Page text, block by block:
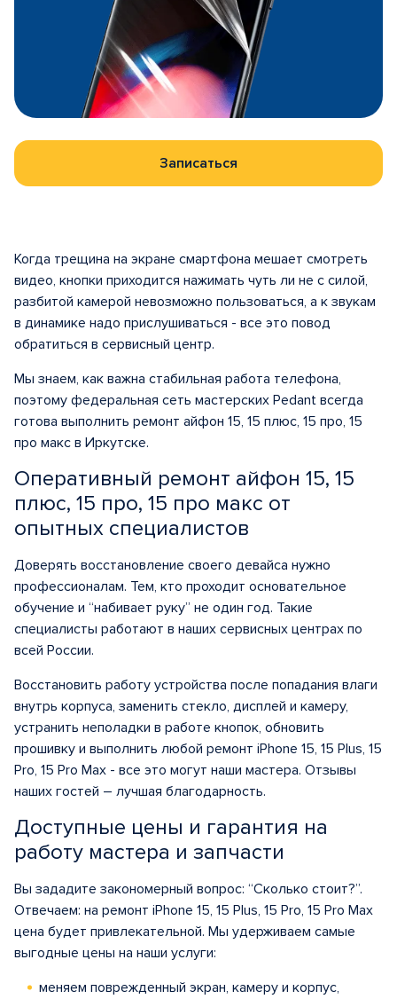
Записаться
Когда трещина на экране смартфона мешает смотреть
видео, кнопки приходится нажимать чуть ли не с силой,
разбитой камерой невозможно пользоваться, а к звукам
в динамике надо прислушиваться - все это повод
обратиться в сервисный центр.
Мы знаем, как важна стабильная работа телефона,
поэтому федеральная сеть мастерских Pedant всегда
готова выполнить ремонт айфон 15, 15 плюс, 15 про, 15
про макс в Иркутске.
Оперативный ремонт айфон 15, 15
плюс, 15 про, 15 про макс от
опытных специалистов
Доверять восстановление своего девайса нужно
профессионалам. Тем, кто проходит основательное
обучение и “набивает руку” не один год. Такие
специалисты работают в наших сервисных центрах по
всей России.
Восстановить работу устройства после попадания влаги
внутрь корпуса, заменить стекло, дисплей и камеру,
устранить неполадки в работе кнопок, обновить
прошивку и выполнить любой ремонт iPhone 15, 15 Plus, 15
Pro, 15 Pro Max - все это могут наши мастера. Отзывы
наших гостей – лучшая благодарность.
Доступные цены и гарантия на
работу мастера и запчасти
Вы зададите закономерный вопрос: “Сколько стоит?”.
Отвечаем: на ремонт iPhone 15, 15 Plus, 15 Pro, 15 Pro Max
цена будет привлекательной. Мы удерживаем самые
выгодные цены на наши услуги:
меняем поврежденный экран, камеру и корпус,